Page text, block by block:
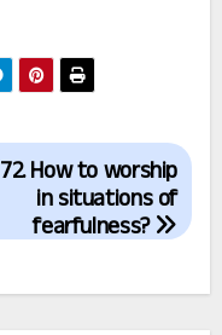
72. How to worship
in situations of
fearfulness?